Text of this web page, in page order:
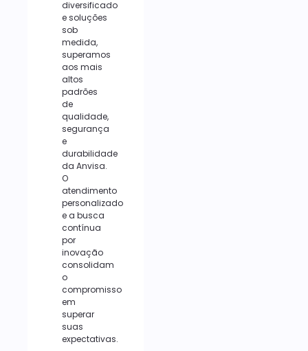
diversificado
e soluções
sob
medida,
superamos
aos mais
altos
padrões
de
qualidade,
segurança
e
durabilidade
da Anvisa.
O
atendimento
personalizado
e a busca
contínua
por
inovação
consolidam
o
compromisso
em
superar
suas
expectativas.